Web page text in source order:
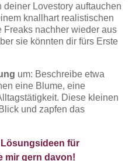
Lovestory auftauchen
knallhart realistischen
Freaks nachher wieder aus
sie könnten dir fürs Erste
um: Beschreibe etwa
eine Blume, eine
Diese kleinen
und zapfen das
für
mir gern davon!